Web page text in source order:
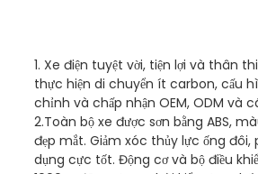
1. Xe điện tuyệt vời, tiện lợi và thân
thực hiện di chuyển ít carbon, cấu
chỉnh và chấp nhận OEM, ODM và
2.Toàn bộ xe được sơn bằng ABS,
đẹp mắt. Giảm xóc thủy lực ống
dụng cực tốt. Động cơ và bộ điều